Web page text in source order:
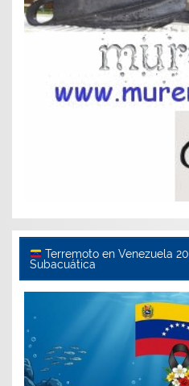
Terremoto en Venezuela
Subacuática